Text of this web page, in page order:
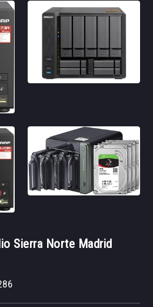
Sierra Norte Madrid